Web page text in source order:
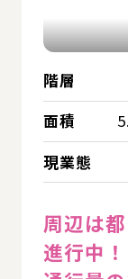
階層
面積
現業態
周辺は
進行中！